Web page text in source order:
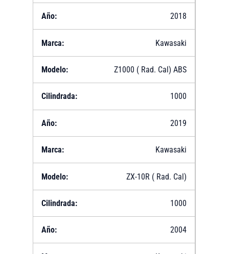
2018
Kawasaki
Z1000 ( Rad. Cal) ABS
1000
2019
Kawasaki
ZX-10R ( Rad. Cal)
1000
2004